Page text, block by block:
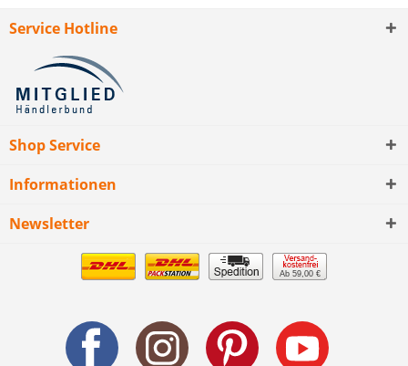
Service Hotline
Shop Service
Informationen
Newsletter
Ab 59,00 €